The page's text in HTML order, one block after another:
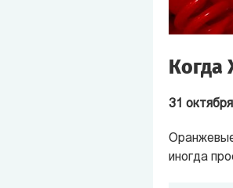
Когда
31 октября
иногда